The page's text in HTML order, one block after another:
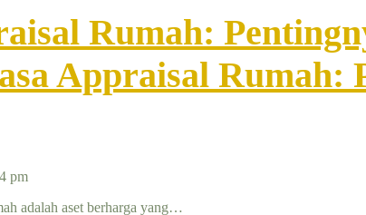
Rumah:
Appraisal Rumah:
pm
adalah aset berharga yang…